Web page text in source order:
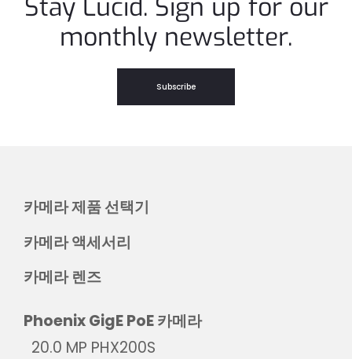
Stay Lucid. Sign up for our
monthly newsletter.
Subscribe
카메라 제품 선택기
카메라 액세서리
카메라 렌즈
Phoenix GigE PoE 카메라
20.0 MP PHX200S